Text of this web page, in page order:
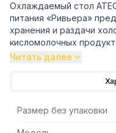
Охлаждаемый стол АТЕСИ ОС-1200-02-О линии
питания «Ривьера»
хранения и раздачи
кисломолочных
хранения в
в фабричной упаковке или в
усилена листом
столешницу
Читать далее
Размер без упаковки